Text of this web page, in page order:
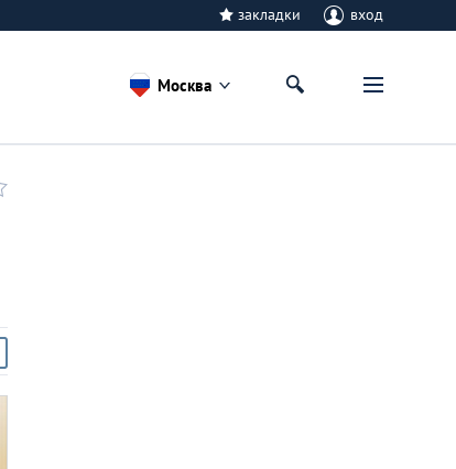
закладки вход
Москва